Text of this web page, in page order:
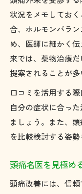
専門医相談か
チ
頭痛専門
評判の良
問診時に
頭痛外来
治らない
状況をメモしてお
合、ホルモンバラ
め、医師に細かく
来では、薬物治療
提案されることが多
口コミを活用する
自分の症状に合っ
ましょう。また、
を比較検討する姿勢
頭痛名医を見極め
頭痛改善には、信